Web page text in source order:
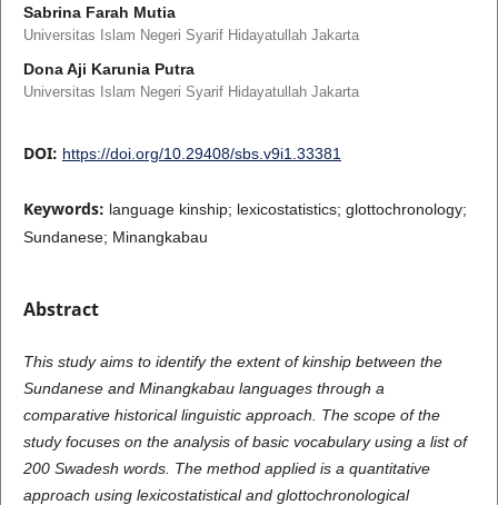
Sabrina Farah Mutia
Universitas Islam Negeri Syarif Hidayatullah Jakarta
Dona Aji Karunia Putra
Universitas Islam Negeri Syarif Hidayatullah Jakarta
DOI: https://doi.org/10.29408/sbs.v9i1.33381
Keywords: language kinship; lexicostatistics; glottochronology;
Sundanese; Minangkabau
Abstract
This study aims to identify the extent of kinship between the
Sundanese and Minangkabau languages through a
comparative historical linguistic approach. The scope of the
study focuses on the analysis of basic vocabulary using a list of
200 Swadesh words. The method applied is a quantitative
approach using lexicostatistical and glottochronological